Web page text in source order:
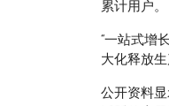
累计用户。
“一站式增
大化释放
公开资料